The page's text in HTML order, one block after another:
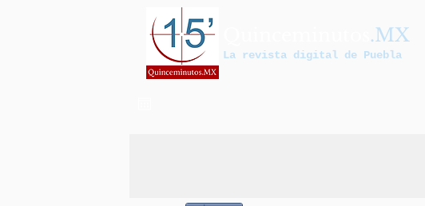
.MX
La revista digital de Puebla